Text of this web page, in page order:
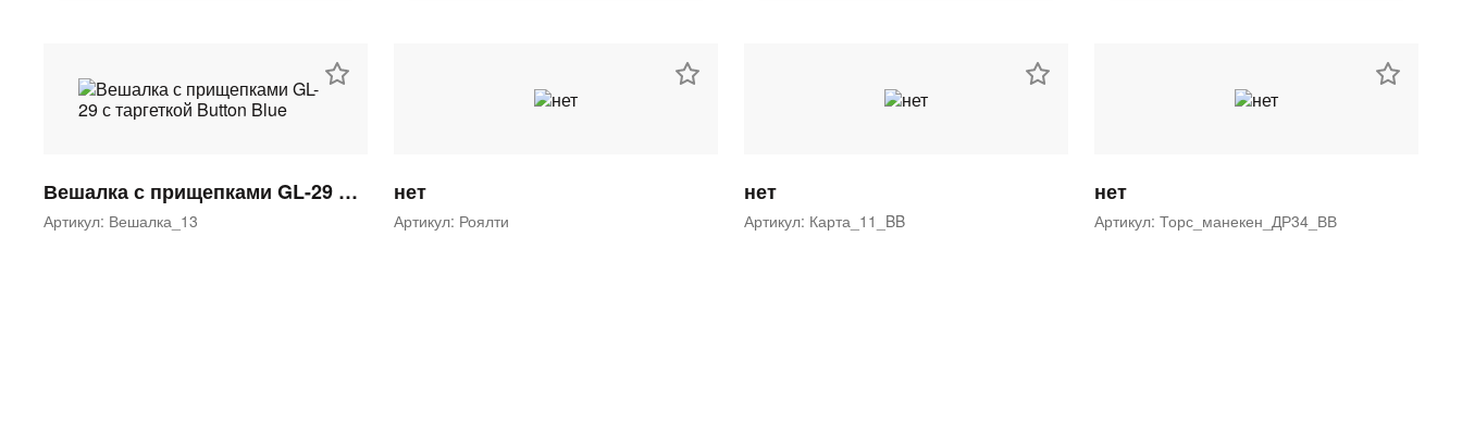
Вешалка с прищепками GL-29 с таргеткой Button Blue
Артикул: Вешалка_13
нет
Артикул: Роялти
нет
Артикул: Карта_11_BB
нет
Артикул: Торс_манекен_ДР34_ВВ